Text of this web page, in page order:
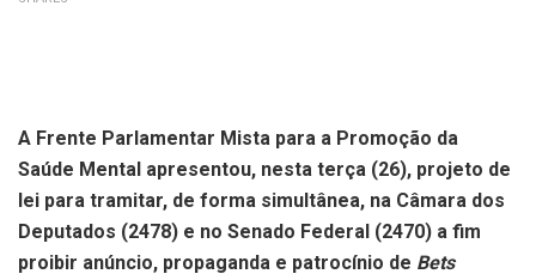
A Frente Parlamentar Mista para a Promoção da
Saúde Mental apresentou, nesta terça (26), projeto de
lei para tramitar, de forma simultânea, na Câmara dos
Deputados (2478) e no Senado Federal (2470) a fim
proibir anúncio, propaganda e patrocínio de Bets